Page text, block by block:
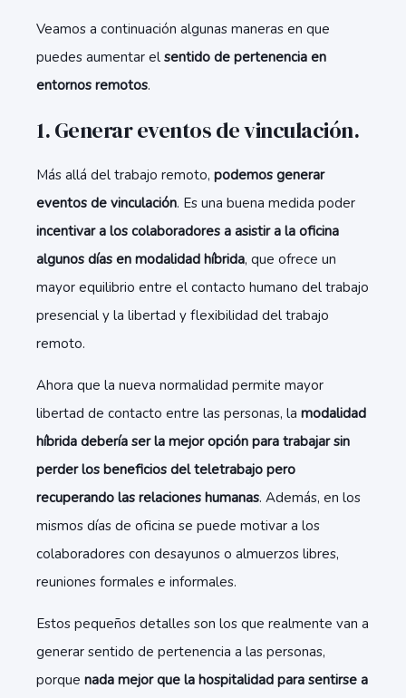
Veamos a continuación algunas maneras en que
puedes aumentar el sentido de pertenencia en
entornos remotos.
1. Generar eventos de vinculación.
Más allá del trabajo remoto, podemos generar
eventos de vinculación. Es una buena medida poder
incentivar a los colaboradores a asistir a la oficina
algunos días en modalidad híbrida, que ofrece un
mayor equilibrio entre el contacto humano del trabajo
presencial y la libertad y flexibilidad del trabajo
remoto.
Ahora que la nueva normalidad permite mayor
libertad de contacto entre las personas, la modalidad
híbrida debería ser la mejor opción para trabajar sin
perder los beneficios del teletrabajo pero
recuperando las relaciones humanas. Además, en los
mismos días de oficina se puede motivar a los
colaboradores con desayunos o almuerzos libres,
reuniones formales e informales.
Estos pequeños detalles son los que realmente van a
generar sentido de pertenencia a las personas,
porque nada mejor que la hospitalidad para sentirse a